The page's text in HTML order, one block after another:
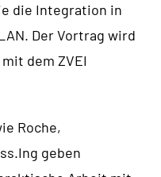
die Integration in
Der Vortrag wird
dem ZVEI
Roche,
geben